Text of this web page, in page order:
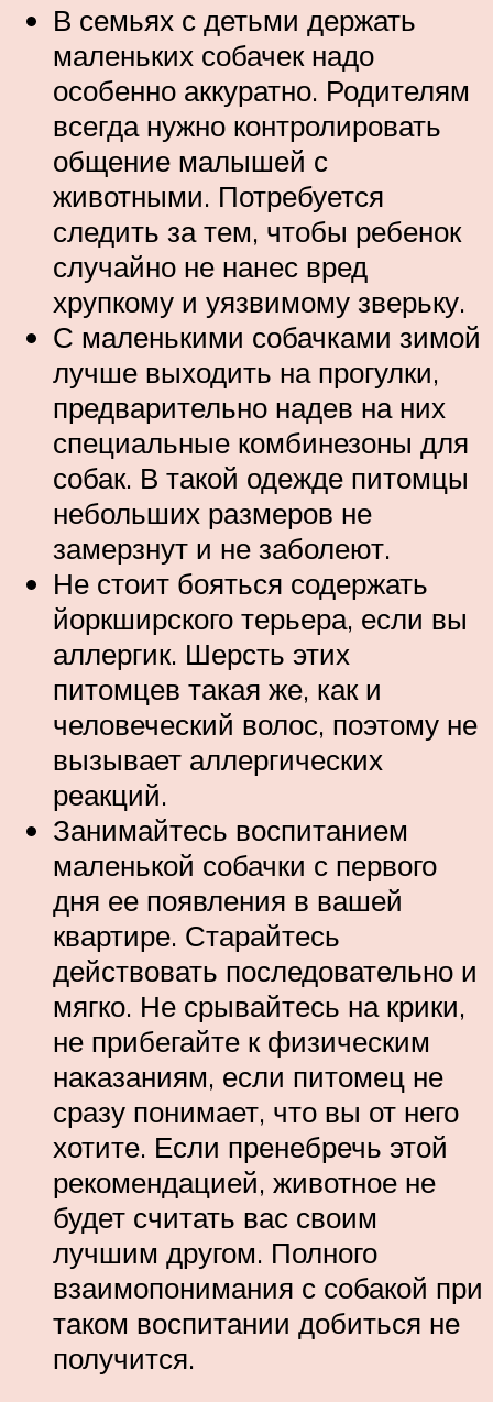
В семьях с детьми держать
маленьких собачек надо
особенно аккуратно. Родителям
всегда нужно контролировать
общение малышей с
животными. Потребуется
следить за тем, чтобы ребенок
случайно не нанес вред
хрупкому и уязвимому зверьку.
С маленькими собачками зимой
лучше выходить на прогулки,
предварительно надев на них
специальные комбинезоны для
собак. В такой одежде питомцы
небольших размеров не
замерзнут и не заболеют.
Не стоит бояться содержать
йоркширского терьера, если вы
аллергик. Шерсть этих
питомцев такая же, как и
человеческий волос, поэтому не
вызывает аллергических
реакций.
Занимайтесь воспитанием
маленькой собачки с первого
дня ее появления в вашей
квартире. Старайтесь
действовать последовательно и
мягко. Не срывайтесь на крики,
не прибегайте к физическим
наказаниям, если питомец не
сразу понимает, что вы от него
хотите. Если пренебречь этой
рекомендацией, животное не
будет считать вас своим
лучшим другом. Полного
взаимопонимания с собакой при
таком воспитании добиться не
получится.